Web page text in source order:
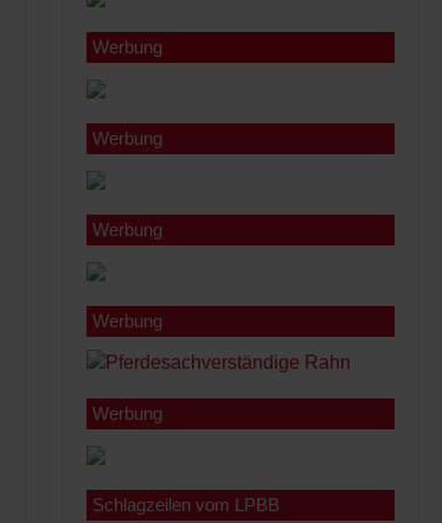
Werbung
Werbung
Werbung
Werbung
Werbung
Schlagzeilen vom LPBB